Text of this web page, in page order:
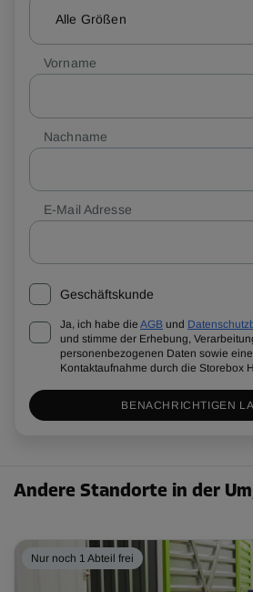
Alle Größen
Vorname
Nachname
E-Mail Adresse
Geschäftskunde
Ja, ich habe die AGB und
und stimme der Erhebung,
personenbezogenen Daten sowie
Kontaktaufnahme durch die Storebox
BENACHRICHTIGEN
Andere Standorte in der
Nur noch 1 Abteil frei